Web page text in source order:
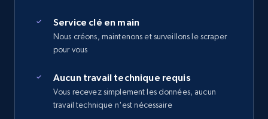
Service clé en main
Nous créons, maintenons et surveillons le scraper
pour vous
Aucun travail technique requis
Vous recevez simplement les données, aucun
travail technique n'est nécessaire